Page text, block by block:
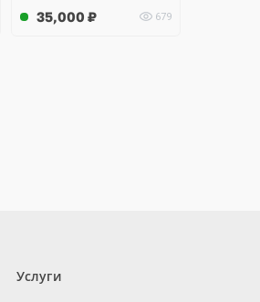
35,000 ₽ 679
Услуги